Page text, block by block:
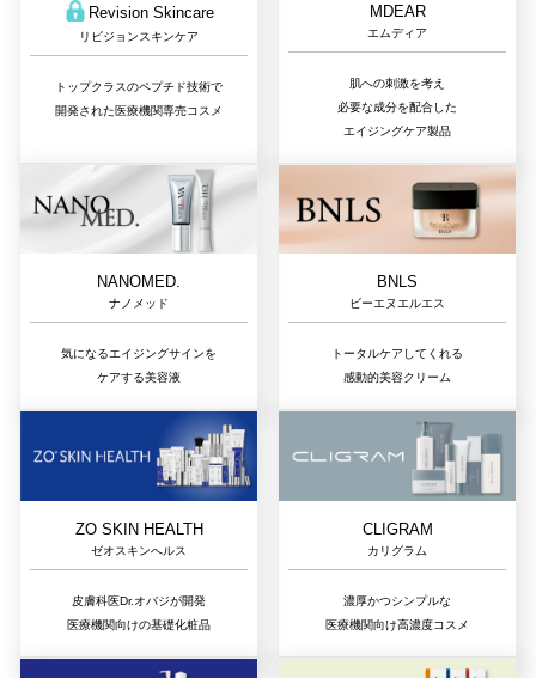
Revision Skincare
リビジョンスキンケア
トップクラスのペプチド技術で
開発された医療機関専売コスメ
MDEAR
エムディア
肌への刺激を考え
必要な成分を配合した
エイジングケア製品
NANOMED.
ナノメッド
気になるエイジングサインを
ケアする美容液
BNLS
ビーエヌエルエス
トータルケアしてくれる
感動的美容クリーム
ZO SKIN HEALTH
ゼオスキンへルス
皮膚科医Dr.オバジが開発
医療機関向けの基礎化粧品
CLIGRAM
カリグラム
濃厚かつシンプルな
医療機関向け高濃度コスメ